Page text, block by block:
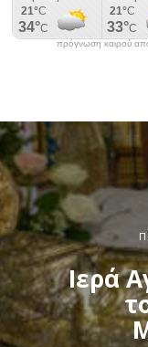
πρόγνωση καιρού
Ιερά